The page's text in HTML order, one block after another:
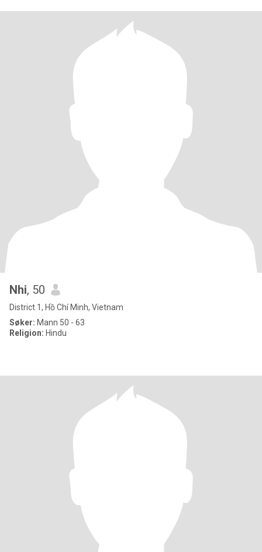
Nhi, 50
District 1, Hồ Chí Minh, Vietnam
Søker: Mann 50 - 63
Religion: Hindu